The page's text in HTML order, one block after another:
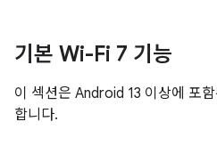
기본 Wi-Fi 7 기능
이 섹션은 Android 13 이상에 포
합니다.